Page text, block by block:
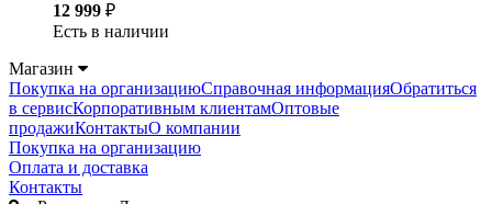
12 999 ₽
Есть в наличии
Магазин
Покупка на организациюСправочная информацияОбратиться
в сервисКорпоративным клиентамОптовые
продажиКонтактыО компании
Покупка на организацию
Оплата и доставка
Контакты